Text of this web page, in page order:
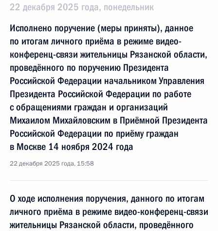
22 декабря 2025 года, понедельник
Исполнено поручение (меры приняты), данное
по итогам личного приёма в режиме видео-
конференц-связи жительницы Рязанской области,
проведённого по поручению Президента
Российской Федерации начальником Управления
Президента Российской Федерации по работе
с обращениями граждан и организаций
Михаилом Михайловским в Приёмной Президента
Российской Федерации по приёму граждан
в Москве 14 ноября 2024 года
22 декабря 2025 года, 15:58
О ходе исполнения поручения, данного по итогам
личного приёма в режиме видео-конференц-связи
жительницы Рязанской области, проведённого